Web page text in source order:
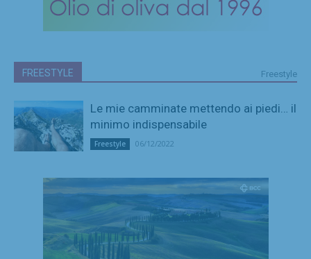
FREESTYLE Freestyle
Le mie camminate mettendo ai piedi… il
minimo indispensabile
Freestyle 06/12/2022